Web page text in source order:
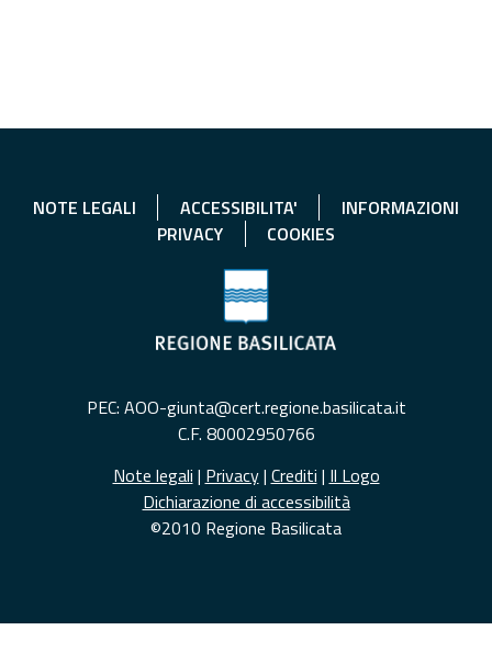
NOTE LEGALI ACCESSIBILITA'
INFORMAZIONI
PRIVACY
COOKIES
PEC: AOO-giunta@cert.regione.basilicata.it
C.F. 80002950766
Note legali | Privacy| Crediti | Il Logo
Dichiarazione di accessibilità
©2010 Regione Basilicata